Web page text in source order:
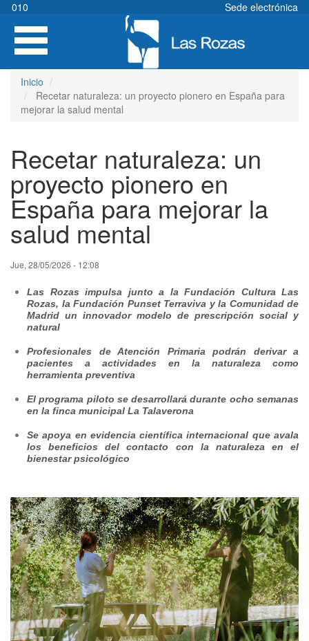
Pasar
contenido
principal
010
Sede electrónica
Toggle
navigation
Inicio
Recetar naturaleza: un proyecto pionero en España para
mejorar la salud mental
Recetar naturaleza: un
proyecto pionero en
España para mejorar la
salud mental
Jue, 28/05/2026 - 12:08
Las Rozas impulsa junto a la Fundación Cultura Las
Rozas, la Fundación Punset Terraviva y la Comunidad de
Madrid un innovador modelo de prescripción social y
natural
Profesionales de Atención Primaria podrán derivar a
pacientes a actividades en la naturaleza como
herramienta preventiva
El programa piloto se desarrollará durante ocho semanas
en la finca municipal La Talaverona
Se apoya en evidencia científica internacional que avala
los beneficios del contacto con la naturaleza en el
bienestar psicológico